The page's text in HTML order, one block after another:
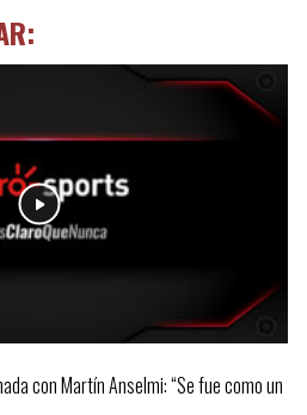
con Martín Anselmi: “Se fue como un